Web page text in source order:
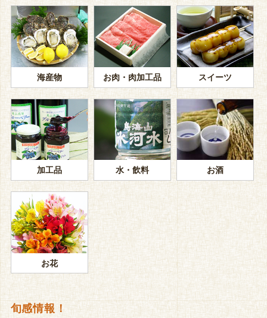
海産物 お肉・肉加工品 スイーツ
加工品 水・飲料 お酒
お花
旬感情報！